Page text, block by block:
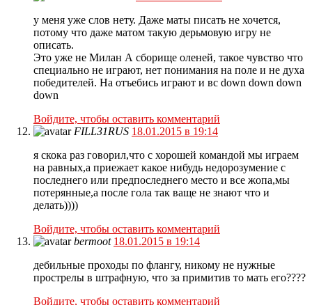
у меня уже слов нету. Даже маты писать не хочется,
потому что даже матом такую дерьмовую игру не
описать.
Это уже не Милан А сборище оленей, такое чувство что
специально не играют, нет понимания на поле и не духа
победителей. На отъебись играют и вс down down down
down
Войдите, чтобы оставить комментарий
FILL31RUS 18.01.2015 в 19:14
я скока раз говорил,что с хорошей командой мы играем
на равных,а приежает какое нибудь недорозумение с
последнего или предпоследнего место и все жопа,мы
потерянные,а после гола так ваще не знают что и
делать))))
Войдите, чтобы оставить комментарий
bermoot 18.01.2015 в 19:14
дебильные проходы по флангу, никому не нужные
прострелы в штрафную, что за примитив то мать его????
Войдите, чтобы оставить комментарий